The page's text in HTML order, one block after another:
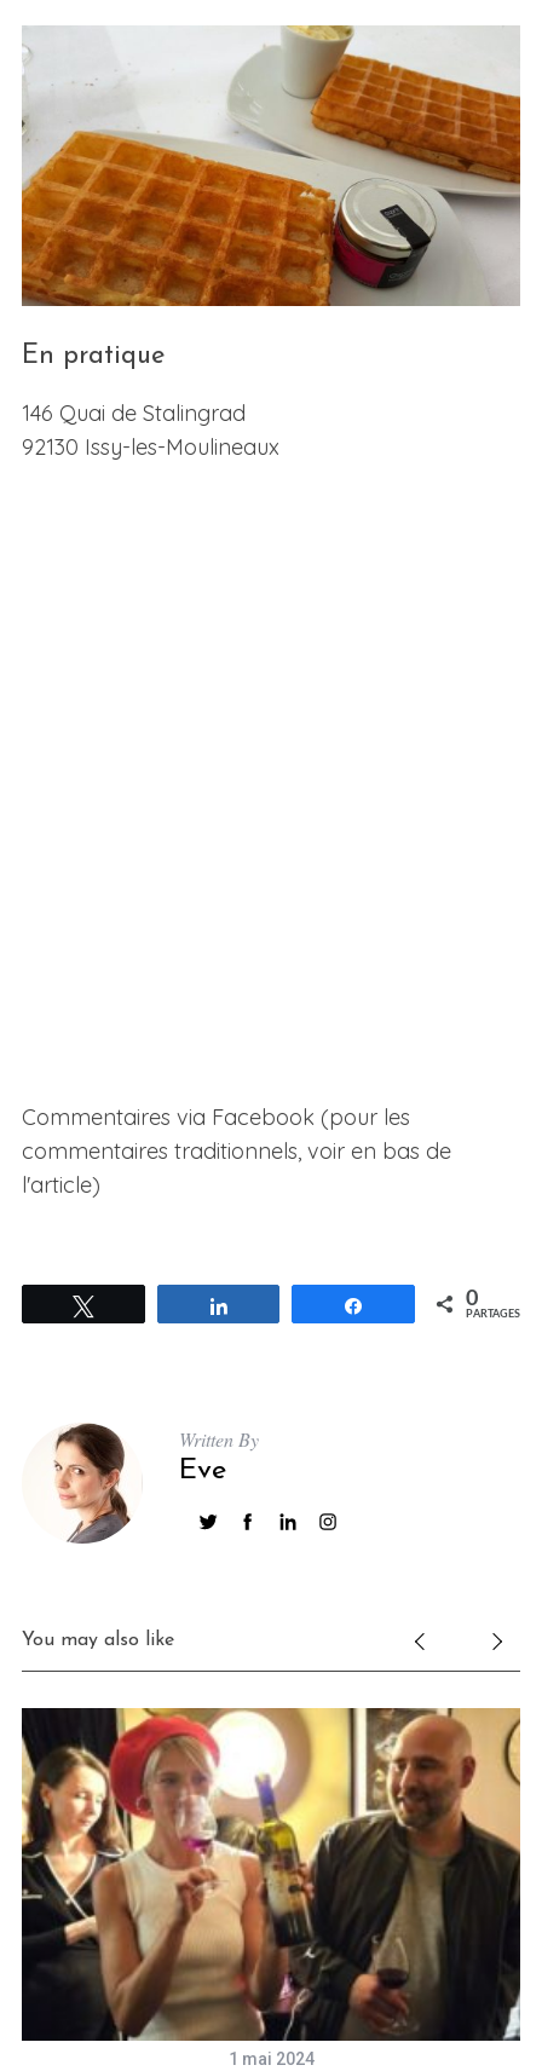
En pratique
146 Quai de Stalingrad
92130 Issy-les-Moulineaux
Commentaires via Facebook (pour les
commentaires traditionnels, voir en bas de
l'article)
Partagez 0
PARTAGES
Written By
Eve
You may also like
1 mai 2024